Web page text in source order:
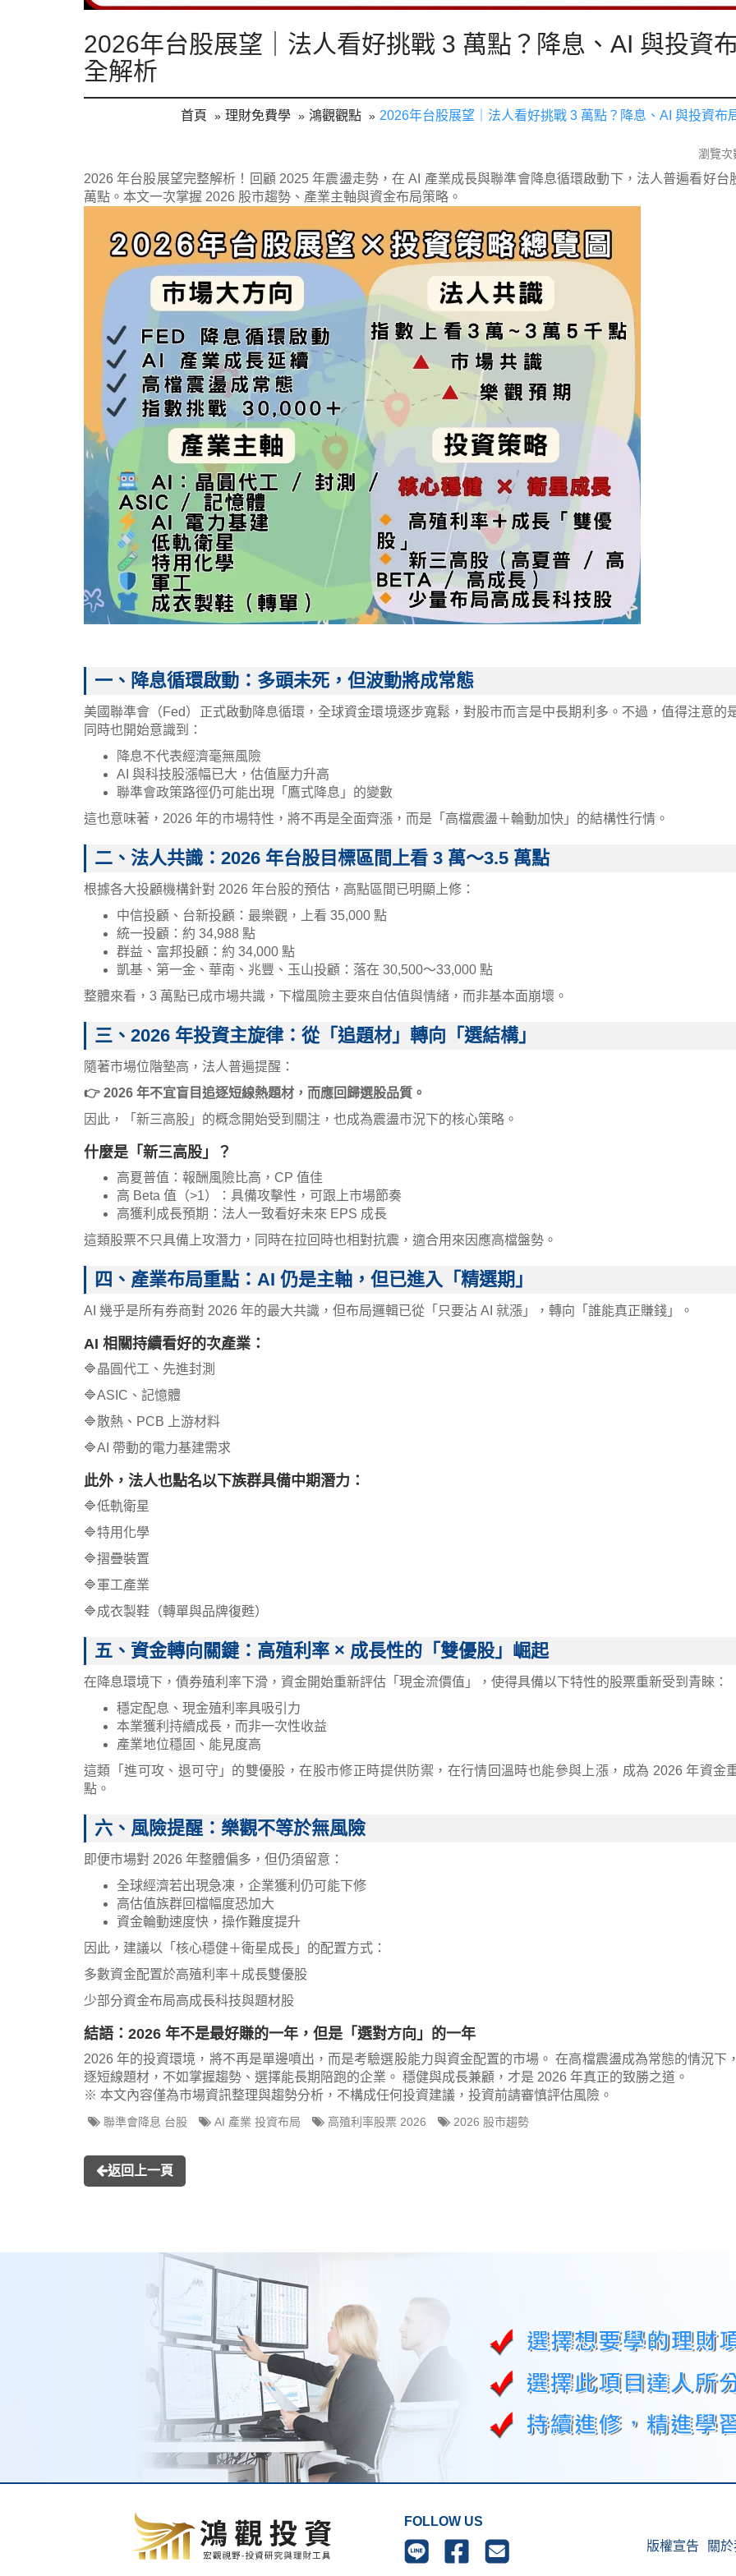
2026年台股展望｜法人看好挑戰 3 萬點？降息、AI 與投資
全解析
首頁 理財免費學 鴻觀觀點 2026年台股展望｜法人看好挑戰 3 萬點？降息、AI 與投資布
瀏覽次
2026 年台股展望完整解析！回顧 2025 年震盪走勢，在 AI 產業成長與聯準會降息循環啟動下，法人普遍看好台
萬點。本文一次掌握 2026 股市趨勢、產業主軸與資金布局策略。
一、降息循環啟動：多頭未死，但波動將成常態
美國聯準會（Fed）正式啟動降息循環，全球資金環境逐步寬鬆，對股市而言是中長期利多。不過，值得注意的
同時也開始意識到：
降息不代表經濟毫無風險
AI 與科技股漲幅已大，估值壓力升高
聯準會政策路徑仍可能出現「鷹式降息」的變數
這也意味著，2026 年的市場特性，將不再是全面齊漲，而是「高檔震盪＋輪動加快」的結構性行情。
二、法人共識：2026 年台股目標區間上看 3 萬～3.5 萬點
根據各大投顧機構針對 2026 年台股的預估，高點區間已明顯上修：
中信投顧、台新投顧：最樂觀，上看 35,000 點
統一投顧：約 34,988 點
群益、富邦投顧：約 34,000 點
凱基、第一金、華南、兆豐、玉山投顧：落在 30,500～33,000 點
整體來看，3 萬點已成市場共識，下檔風險主要來自估值與情緒，而非基本面崩壞。
三、2026 年投資主旋律：從「追題材」轉向「選結構」
隨著市場位階墊高，法人普遍提醒：
👉 2026 年不宜盲目追逐短線熱題材，而應回歸選股品質。
因此，「新三高股」的概念開始受到關注，也成為震盪市況下的核心策略。
什麼是「新三高股」？
高夏普值：報酬風險比高，CP 值佳
高 Beta 值（>1）：具備攻擊性，可跟上市場節奏
高獲利成長預期：法人一致看好未來 EPS 成長
這類股票不只具備上攻潛力，同時在拉回時也相對抗震，適合用來因應高檔盤勢。
四、產業布局重點：AI 仍是主軸，但已進入「精選期」
AI 幾乎是所有券商對 2026 年的最大共識，但布局邏輯已從「只要沾 AI 就漲」，轉向「誰能真正賺錢」。
AI 相關持續看好的次產業：
🔷晶圓代工、先進封測
🔷ASIC、記憶體
🔷散熱、PCB 上游材料
🔷AI 帶動的電力基建需求
此外，法人也點名以下族群具備中期潛力：
🔷低軌衛星
🔷特用化學
🔷摺疊裝置
🔷軍工產業
🔷成衣製鞋（轉單與品牌復甦）
五、資金轉向關鍵：高殖利率 × 成長性的「雙優股」崛起
在降息環境下，債券殖利率下滑，資金開始重新評估「現金流價值」，使得具備以下特性的股票重新受到青睞：
穩定配息、現金殖利率具吸引力
本業獲利持續成長，而非一次性收益
產業地位穩固、能見度高
這類「進可攻、退可守」的雙優股，在股市修正時提供防禦，在行情回溫時也能參與上漲，成為 2026 年資金
點。
六、風險提醒：樂觀不等於無風險
即便市場對 2026 年整體偏多，但仍須留意：
全球經濟若出現急凍，企業獲利仍可能下修
高估值族群回檔幅度恐加大
資金輪動速度快，操作難度提升
因此，建議以「核心穩健＋衛星成長」的配置方式：
多數資金配置於高殖利率＋成長雙優股
少部分資金布局高成長科技與題材股
結語：2026 年不是最好賺的一年，但是「選對方向」的一年
2026 年的投資環境，將不再是單邊噴出，而是考驗選股能力與資金配置的市場。 在高檔震盪成為常態的情況下
逐短線題材，不如掌握趨勢、選擇能長期陪跑的企業。 穩健與成長兼顧，才是 2026 年真正的致勝之道。
※ 本文內容僅為市場資訊整理與趨勢分析，不構成任何投資建議，投資前請審慎評估風險。
聯準會降息 台股 AI 產業 投資布局 高殖利率股票 2026 2026 股市趨勢
返回上一頁
FOLLOW US
版權宣告
關